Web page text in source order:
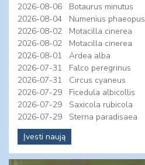
2026-08-06
Botaurus minutus
2026-08-04
Numenius phaeopus
2026-08-02
Motacilla cinerea
2026-08-02
Motacilla cinerea
2026-08-01
Ardea alba
2026-07-31
Falco peregrinus
2026-07-31
Circus cyaneus
2026-07-29
Ficedula albicollis
2026-07-29
Saxicola rubicola
2026-07-29
Sterna paradisaea
Įvesti naują